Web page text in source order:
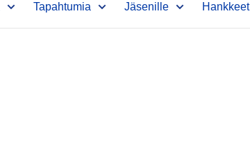
Tapahtumia Jäsenille Hankkeet